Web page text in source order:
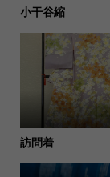
小干谷縮
訪問着